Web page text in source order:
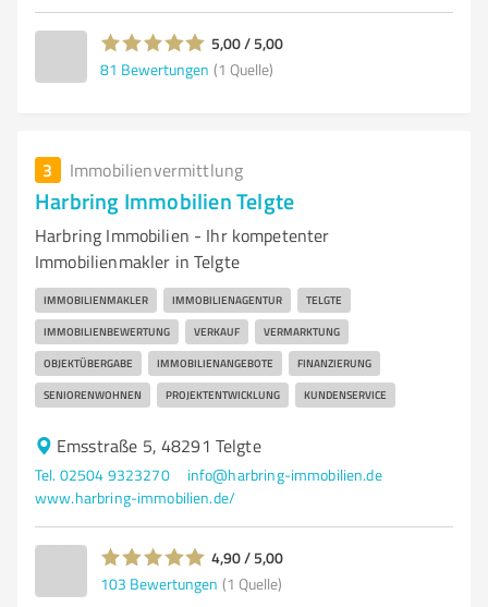
5,00 / 5,00
81 Bewertungen (1 Quelle)
3 Immobilienvermittlung
Harbring Immobilien Telgte
Harbring Immobilien - Ihr kompetenter
Immobilienmakler in Telgte
IMMOBILIENMAKLER IMMOBILIENAGENTUR TELGTE
IMMOBILIENBEWERTUNG VERKAUF VERMARKTUNG
OBJEKTÜBERGABE IMMOBILIENANGEBOTE FINANZIERUNG
SENIORENWOHNEN PROJEKTENTWICKLUNG KUNDENSERVICE
Emsstraße 5, 48291 Telgte
Tel. 02504 9323270
info@harbring-immobilien.de
www.harbring-immobilien.de/
4,90 / 5,00
103 Bewertungen (1 Quelle)